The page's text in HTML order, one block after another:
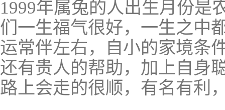
1999年属兔的人出生月份是
们一生福气很好，一生之中
运常伴左右，自小的家境条
还有贵人的帮助，加上自身
路上会走的很顺，有名有利